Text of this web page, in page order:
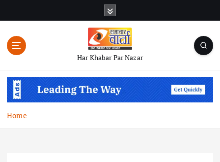
n
Har Khabar Par Nazar
Home